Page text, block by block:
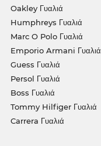
Oakley Γυαλιά
Humphreys Γυαλιά
Marc O Polo Γυαλιά
Emporio Armani Γυαλιά
Guess Γυαλιά
Persol Γυαλιά
Boss Γυαλιά
Tommy Hilfiger Γυαλιά
Carrera Γυαλιά